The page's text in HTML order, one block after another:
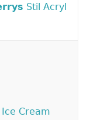
Stil Acryl
Ice Cream